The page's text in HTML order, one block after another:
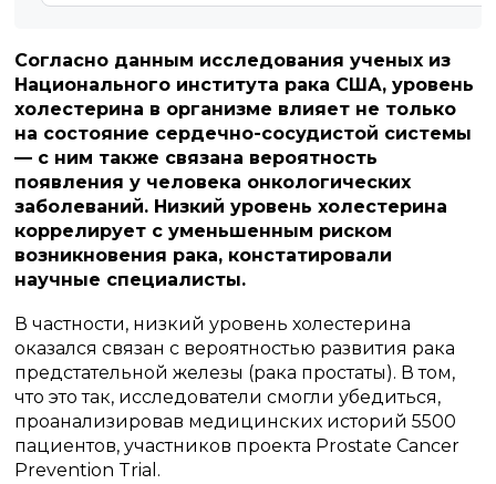
Согласно данным исследования ученых из
Национального института рака США, уровень
холестерина в организме влияет не только
на состояние сердечно-сосудистой системы
— с ним также связана вероятность
появления у человека онкологических
заболеваний. Низкий уровень холестерина
коррелирует с уменьшенным риском
возникновения рака, констатировали
научные специалисты.
В частности, низкий уровень холестерина
оказался связан с вероятностью развития рака
предстательной железы (рака простаты). В том,
что это так, исследователи смогли убедиться,
проанализировав медицинских историй 5500
пациентов, участников проекта Prostate Cancer
Prevention Trial.